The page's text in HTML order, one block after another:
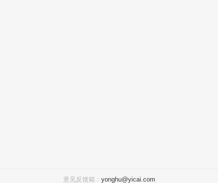
意见反馈箱： yonghu@yicai.com